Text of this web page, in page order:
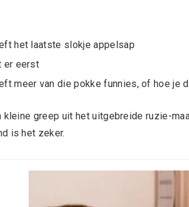
het laatste slokje appelsap
er eerst
meer van die pokke funnies, of hoe je
kleine greep uit het uitgebreide ruzie-
is het zeker.